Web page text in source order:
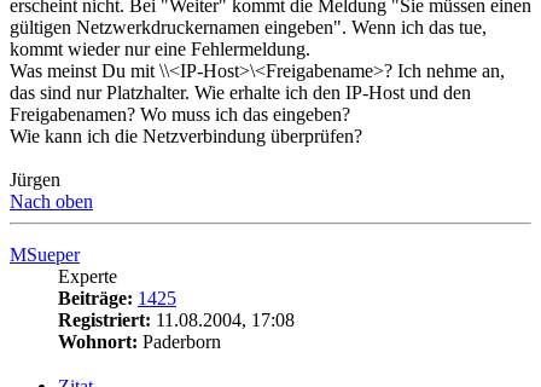
erscheint nicht. Bei "Weiter" kommt die Meldung "Sie müssen einen
gültigen Netzwerkdruckernamen eingeben". Wenn ich das tue,
kommt wieder nur eine Fehlermeldung.
Was meinst Du mit \\<IP-Host>\<Freigabename>? Ich nehme an,
das sind nur Platzhalter. Wie erhalte ich den IP-Host und den
Freigabenamen? Wo muss ich das eingeben?
Wie kann ich die Netzverbindung überprüfen?
Jürgen
Nach oben
MSueper
Experte
Beiträge: 1425
Registriert: 11.08.2004, 17:08
Wohnort: Paderborn